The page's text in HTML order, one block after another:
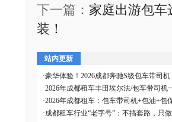
下一篇： 家庭出游包车
装！
站内更新
·豪华体验！2026成都奔驰S级包车带司
·2026年成都租车丰田埃尔法/包车带司机
·2026年成都租车：包车带司机+包油+包
·成都租车行业“老字号”：不搞套路，只